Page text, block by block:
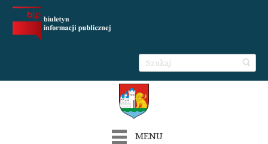
MENU